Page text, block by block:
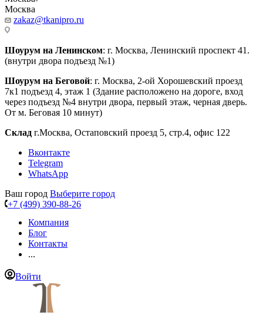
Москва
zakaz@tkanipro.ru
Шоурум на Ленинском: г. Москва, Ленинский проспект 41.
(внутри двора подъезд №1)
Шоурум на Беговой: г. Москва, 2-ой Хорошевский проезд
7к1 подъезд 4, этаж 1 (Здание расположено на дороге, вход
через подъезд №4 внутри двора, первый этаж, черная дверь.
От м. Беговая 10 минут)
Склад г.Москва, Остаповский проезд 5, стр.4, офис 122
Вконтакте
Telegram
WhatsApp
Ваш город Выберите город
+7 (499) 390-88-26
Компания
Блог
Контакты
...
Войти